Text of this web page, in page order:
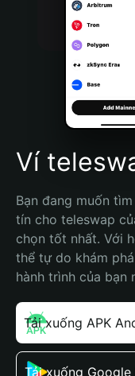
Português (Brasil)
Español (Argentina)
Ví
Bạn đang muốn
tín cho teleswap
chọn tốt nhất. Với
thể tự do khám
hành trình của bạn
Tải xuống APK
Tải xuống Google